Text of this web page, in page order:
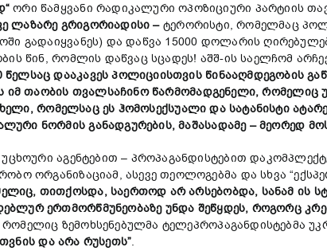
ორი წამყვანი რადიკალური ოპოზიციური პარტიის
ლაზარე გრიგორიადისი – ტერორისტი, რომელმაც
გადაიყვანეს) და დაწვა 15000 დოლარის
წინ, რომლის დაწვაც სცადეს! აშშ-ის საელჩომ
წელსაცდააკავესპოლიციისთვის წინააღმდეგობის
იმთაობის თვალსაჩინო წარმომადგენელი,რომელიც
რომელსაც ეს ჰომოსექსუალიდასატანისტი
ნორმისგანადგურების, მაშასადამე –მეორედ
აგენტებით – პროპაგანდისტებით
ორგანიზაციამ, ასევე თეოლოგებმა და სხვა
თითქოსდა, საერთოდ არარსებობდა, სანამ ის
ერთმორწმუნეობაზე უნდა შეწყდეს, როგორც
ზემოხსენებულმა ტელეპროპაგანდისტებმა
და არა რუსეთს”.